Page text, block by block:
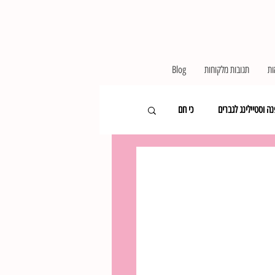
Blog תגובות מלקוחות
וסטיילינג לגברים כי חם